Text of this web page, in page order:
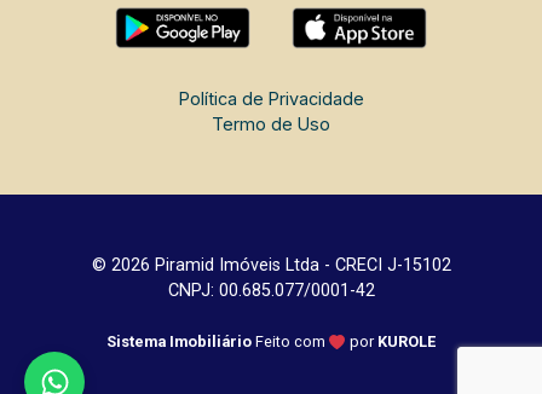
Política de Privacidade
Termo de Uso
© 2026 Piramid Imóveis Ltda - CRECI J-15102
CNPJ: 00.685.077/0001-42
Sistema Imobiliário Feito com por KUROLE